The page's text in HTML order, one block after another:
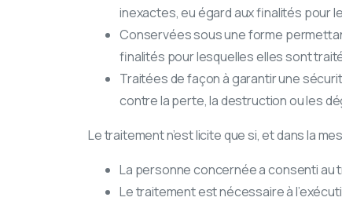
inexactes, eu égard aux finalités pour
Conservées sous une forme
finalités pour lesquelles elles sont
Traitées de façon à garantir une
contre la perte, la destruction ou les
Le traitement n’est licite que si, et dans la
La personne concernée a consenti
Le traitement est nécessaire à